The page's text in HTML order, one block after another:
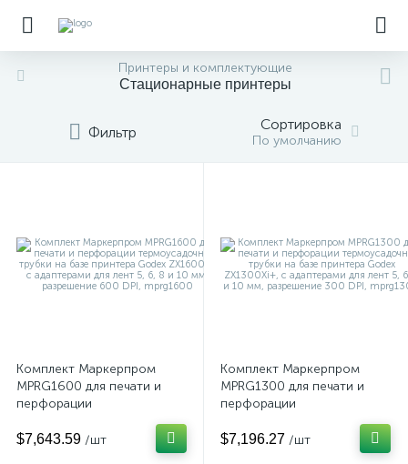
Принтеры и комплектующие
Стационарные принтеры
Фильтр Сортировка
По умолчанию
Комплект Маркерпром
MPRG1600 для печати и
перфорации
термоусадочной трубки на
базе принтера Godex
ZX1600i+, с адаптерами для
$7,643.59 /шт
Комплект Маркерпром
MPRG1300 для печати и
перфорации
термоусадочной трубки на
базе принтера Godex
ZX1300Xi+, с адаптерами
$7,196.27 /шт